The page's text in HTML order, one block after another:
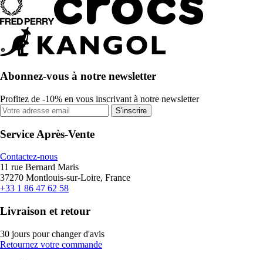
Abonnez-vous à notre newsletter
Profitez de -10% en vous inscrivant à notre newsletter
S'inscrire
Service Après-Vente
Contactez-nous
11 rue Bernard Maris
37270 Montlouis-sur-Loire, France
+33 1 86 47 62 58
Livraison et retour
30 jours pour changer d'avis
Retournez votre commande